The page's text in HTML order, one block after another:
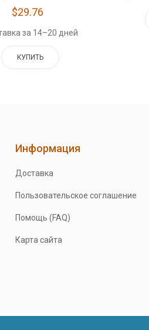
$29.76
за 14–20 дней
КУПИТЬ
Информация
Доставка
Пользовательское соглашение
Помощь (FAQ)
Карта сайта